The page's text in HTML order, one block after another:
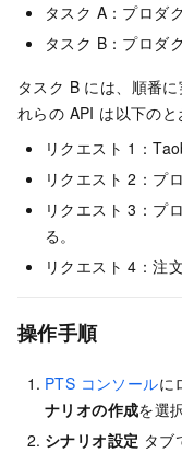
タスク A：プロダ
タスク B：プロダ
タスク B には、順番
れらの API は以下のと
リクエスト 1：
リクエスト 2：プ
リクエスト 3：プ
る。
リクエスト 4：注
操作手順
PTS コンソールに
ナリオの作成を選
シナリオ設定 タブ